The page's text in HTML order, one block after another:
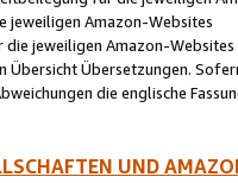
jeweiligen Amazon-Websites
jeweiligen Amazon-Websites
Übersicht Übersetzungen.
die englische
UND